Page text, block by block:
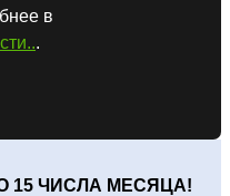
в
.
15 ЧИСЛА МЕСЯЦА!